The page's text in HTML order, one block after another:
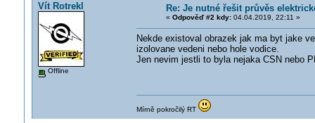
Vít Rotrekl
Offline
Re: Je nutné řešit průvěs
« Odpověď #2 kdy:04.04.2019, 22:11 »
Nekde existoval obrazek jak ma byt jake
izolovane vedeni nebo hole vodice.
Jen nevim jestli to byla nejaka CSN nebo
Mírně pokročilý RT